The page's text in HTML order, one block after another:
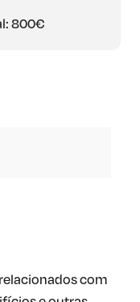
800€
com